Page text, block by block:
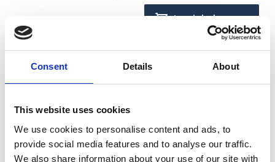
Consent Details About
This website uses cookies
We use cookies to personalise content and ads, to
provide social media features and to analyse our traffic.
We also share information about your use of our site with
In winkelwagen
D&D Home
Op voorraad
Voor 15:00 besteld,
zelfde werkdag verzonden